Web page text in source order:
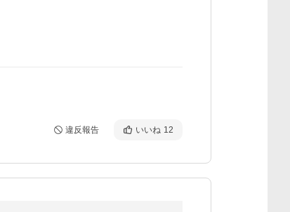
違反報告 いいね 12